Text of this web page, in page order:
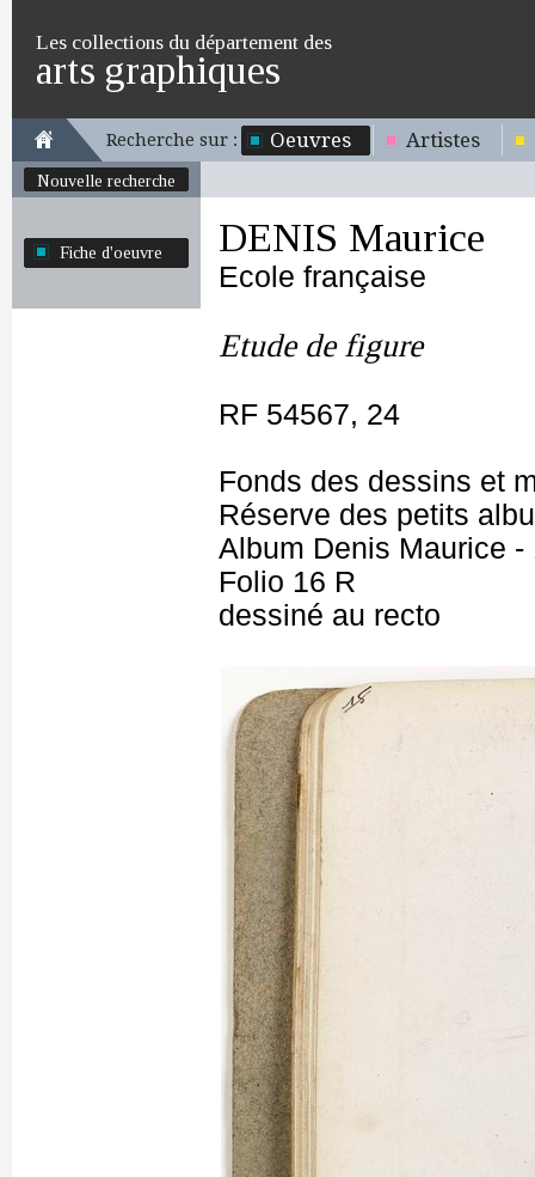
Les collections du département des
arts graphiques
Recherche sur : Oeuvres Artistes
Nouvelle recherche
Fiche d'oeuvre DENIS Maurice
Ecole française
Etude de figure
RF 54567, 24
Fonds des dessins et
Réserve des petits
Album Denis Maurice -
Folio 16 R
dessiné au recto